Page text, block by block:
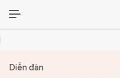
ĐỜI SỐNG VĂN HÓA
Diễn đàn